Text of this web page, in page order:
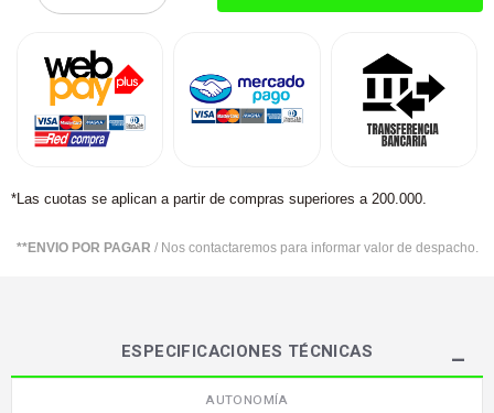
*Las cuotas se aplican a partir de compras superiores a 200.000.
**ENVIO POR PAGAR / Nos contactaremos para informar valor de despacho.
ESPECIFICACIONES TÉCNICAS
AUTONOMÍA